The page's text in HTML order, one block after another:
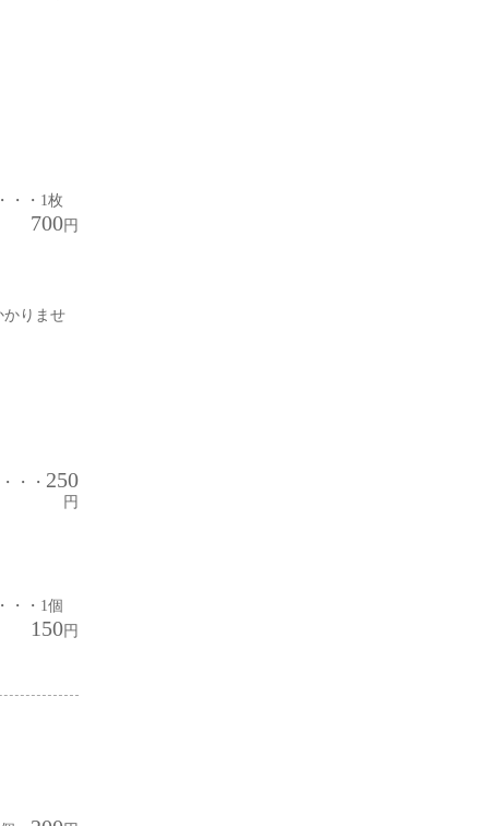
・・1枚
700円
かりませ
・・ 250
円
・・1個
150円